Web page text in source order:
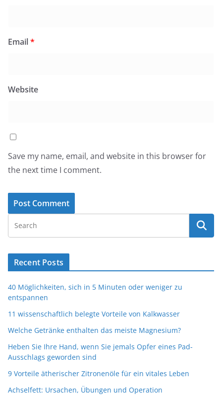
Email*
Website
Save my name, email, and website in this browser for
the next time I comment.
Recent Posts
40 Möglichkeiten, sich in 5 Minuten oder weniger zu
entspannen
11 wissenschaftlich belegte Vorteile von Kalkwasser
Welche Getränke enthalten das meiste Magnesium?
Heben Sie Ihre Hand, wenn Sie jemals Opfer eines Pad-
Ausschlags geworden sind
9 Vorteile ätherischer Zitronenöle für ein vitales Leben
Achselfett: Ursachen, Übungen und Operation